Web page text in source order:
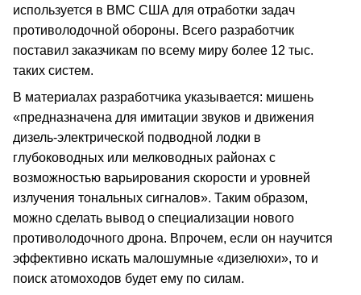
используется в ВМС США для отработки задач
противолодочной обороны. Всего разработчик
поставил заказчикам по всему миру более 12 тыс.
таких систем.
В материалах разработчика указывается: мишень
«предназначена для имитации звуков и движения
дизель-электрической подводной лодки в
глубоководных или мелководных районах с
возможностью варьирования скорости и уровней
излучения тональных сигналов». Таким образом,
можно сделать вывод о специализации нового
противолодочного дрона. Впрочем, если он научится
эффективно искать малошумные «дизелюхи», то и
поиск атомоходов будет ему по силам.